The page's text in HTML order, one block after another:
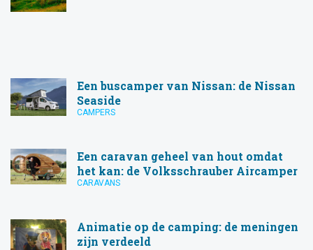
Een buscamper van Nissan: de Nissan
Seaside
CAMPERS
Een caravan geheel van hout omdat
het kan: de Volksschrauber Aircamper
CARAVANS
Animatie op de camping: de meningen
zijn verdeeld